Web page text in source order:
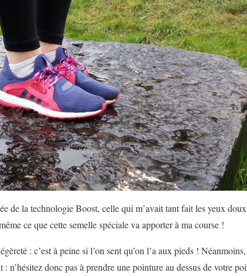
de la technologie Boost, celle qui m’avait tant fait les yeux
ce que cette semelle spéciale va apporter à ma course !
: c’est à peine si l’on sent qu’on l’a aux pieds !
n’hésitez donc pas à prendre une pointure au dessus de votre